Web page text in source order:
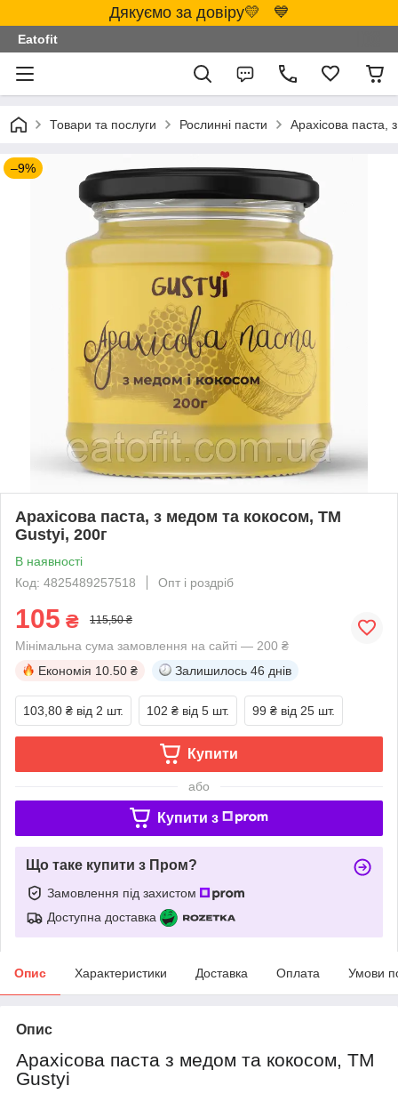
Дякуємо за довіру💛 💙
Eatofit
Товари та послуги Рослинні пасти Арахісова
–9%
Арахісова паста, з медом та кокосом, ТМ
Gustyi, 200г
В наявності
Код: 4825489257518
Опт і роздріб
105 ₴ 115,50 ₴
Мінімальна сума замовлення на сайті — 200 ₴
Економія 10.50 ₴ Залишилось 46 днів
103,80 ₴ від 2 шт. 102 ₴ від 5 шт. 99 ₴ від 25 шт.
Купити
або
Купити з
Що таке купити з Пром?
Замовлення під захистом
Доступна доставка
Опис Характеристики Доставка Оплата Умови
Опис
Арахісова паста з медом та кокосом, ТМ
Gustyi